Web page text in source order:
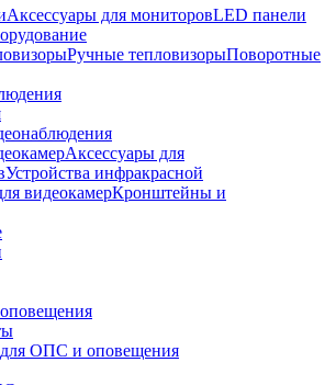
Аксессуары для мониторовLED панели
Ручные тепловизорыПоворотные
Аксессуары для
Устройства инфракрасной
видеокамерКронштейны и
для ОПС и оповещения